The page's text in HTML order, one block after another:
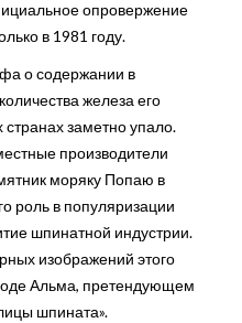
опровержение
в 1981 году.
о содержании в
железа его
заметно упало.
производители
моряку Попаю в
роль в популяризации
шпинатной индустрии.
изображений этого
Альма, претендующем
шпината».